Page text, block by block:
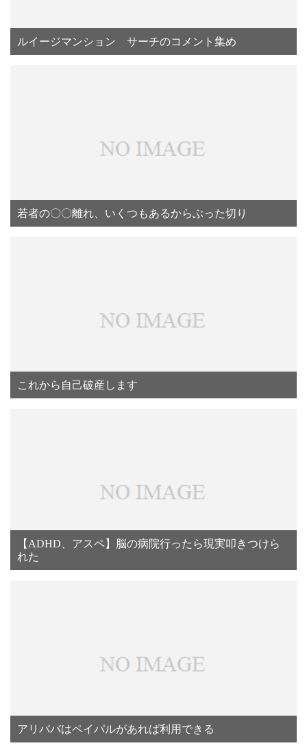
ルイージマンション サーチのコメント集め
若者の〇〇離れ、いくつもあるからぶった切り
これから自己破産します
【ADHD、アスペ】脳の病院行ったら現実叩きつけら
れた
アリババはペイパルがあれば利用できる